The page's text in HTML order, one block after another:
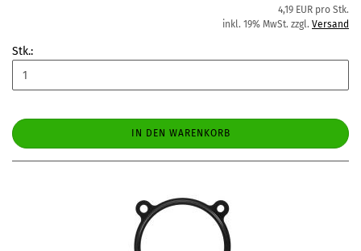
4,19 EUR pro Stk.
inkl. 19% MwSt. zzgl. Versand
Stk.:
IN DEN WARENKORB